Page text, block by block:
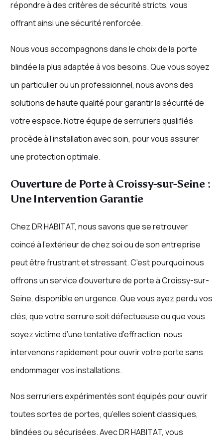
répondre à des critères de sécurité stricts, vous
offrant ainsi une sécurité renforcée.
Nous vous accompagnons dans le choix de la porte
blindée la plus adaptée à vos besoins. Que vous soyez
un particulier ou un professionnel, nous avons des
solutions de haute qualité pour garantir la sécurité de
votre espace. Notre équipe de serruriers qualifiés
procède à l’installation avec soin, pour vous assurer
une protection optimale.
Ouverture de Porte à Croissy-sur-Seine :
Une Intervention Garantie
Chez DR HABITAT, nous savons que se retrouver
coincé à l’extérieur de chez soi ou de son entreprise
peut être frustrant et stressant. C’est pourquoi nous
offrons un service d’ouverture de porte à Croissy-sur-
Seine, disponible en urgence. Que vous ayez perdu vos
clés, que votre serrure soit défectueuse ou que vous
soyez victime d’une tentative d’effraction, nous
intervenons rapidement pour ouvrir votre porte sans
endommager vos installations.
Nos serruriers expérimentés sont équipés pour ouvrir
toutes sortes de portes, qu’elles soient classiques,
blindées ou sécurisées. Avec DR HABITAT, vous